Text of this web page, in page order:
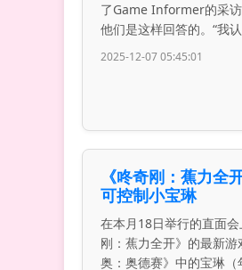
了Game Informer的采访
他们是这样回答的。“我认
2025-12-07 05:45:01
《咚奇刚：蕉力全
可控制小宝琳
在本月18日举行的直面
刚：蕉力全开》的最新
奥：奥德赛》中的宝琳